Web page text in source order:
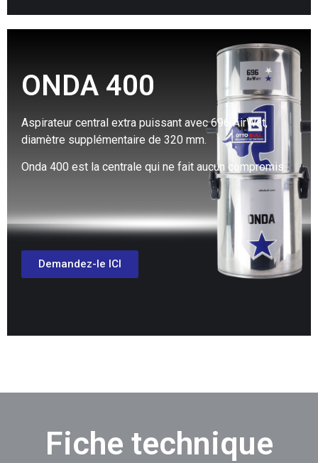
ONDA 400
Aspirateur central extra puissant avec 696 AirWat,
diamètre supplémentaire de 320 mm.
Onda 400 est la centrale qui ne fait aucun compromis.
Demandez-le ICI
Fiche technique